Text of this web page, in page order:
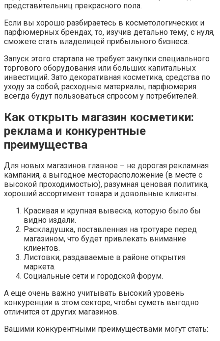
представительниц прекрасного пола.
Если вы хорошо разбираетесь в косметологических и
парфюмерных брендах, то, изучив детально тему, с нуля,
сможете стать владелицей прибыльного бизнеса.
Запуск этого стартапа не требует закупки специального
торгового оборудования или больших капитальных
инвестиций. Зато декоративная косметика, средства по
уходу за собой, расходные материалы, парфюмерия
всегда будут пользоваться спросом у потребителей.
Как открыть магазин косметики:
реклама и конкурентные
преимущества
Для новых магазинов главное – не дорогая рекламная
кампания, а выгодное месторасположение (в месте с
высокой проходимостью), разумная ценовая политика,
хороший ассортимент товара и довольные клиенты.
Красивая и крупная вывеска, которую было бы
видно издали.
Раскладушка, поставленная на тротуаре перед
магазином, что будет привлекать внимание
клиентов.
Листовки, раздаваемые в районе открытия
маркета.
Социальные сети и городской форум.
А еще очень важно учитывать высокий уровень
конкуренции в этом секторе, чтобы суметь выгодно
отличится от других магазинов.
Вашими конкурентными преимуществами могут стать: